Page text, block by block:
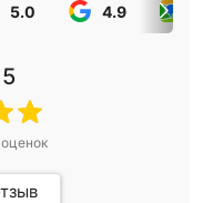
5.0 4.9